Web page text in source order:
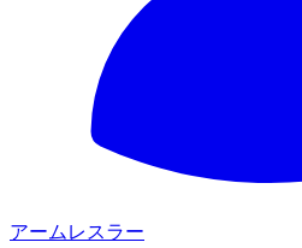
アームレスラー